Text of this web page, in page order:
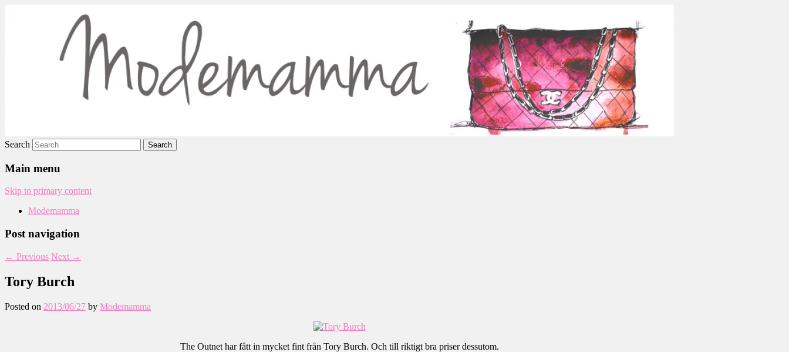
Modemamma
Search
Main menu
Skip to primary content
Modemamma
Post navigation
← Previous Next →
Tory Burch
Posted on 2013/06/27 by Modemamma
The Outnet har fått in mycket fint från Tory Burch. Och till riktigt bra priser dessutom.